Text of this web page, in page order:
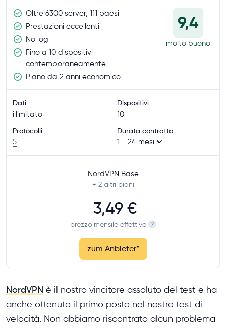
Oltre 6300 server, 111 paesi
Prestazioni eccellenti
No log
Fino a 10 dispositivi
contemporaneamente
Piano da 2 anni economico
9,4
molto buono
Dati
illimitato
Dispositivi
10
Protocolli
5
Durata contratto
1 - 24 mesi
NordVPN Base
+ 2 altri piani
3,49 €
prezzo mensile effettivo ?
zum Anbieter*
NordVPN è il nostro vincitore assoluto del test e ha
anche ottenuto il primo posto nel nostro test di
velocità. Non abbiamo riscontrato alcun problema